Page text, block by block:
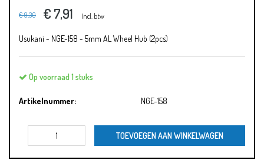
€ 9,30 € 7,91 Incl. btw
Usukani - NGE-158 - 5mm AL Wheel Hub (2pcs)
Op voorraad 1 stuks
Artikelnummer: NGE-158
TOEVOEGEN AAN WINKELWAGEN